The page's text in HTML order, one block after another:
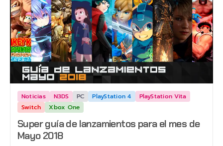
Noticias N3DS PC PlayStation 4
PlayStation Vita
Switch
Xbox One
Super guía de lanzamientos para el mes de
Mayo 2018